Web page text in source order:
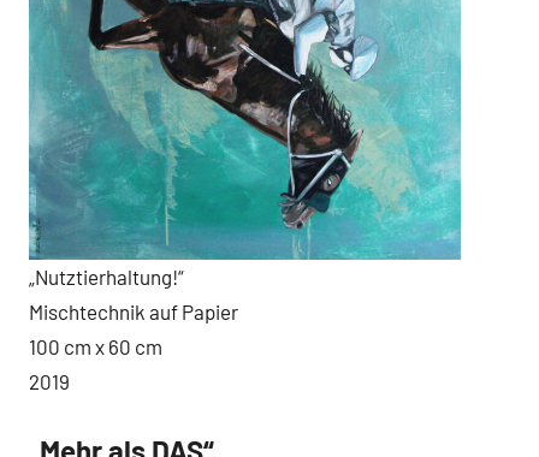
„Nutztierhaltung!“
Mischtechnik auf Papier
100 cm x 60 cm
2019
ArbeitenNeuigkeiten